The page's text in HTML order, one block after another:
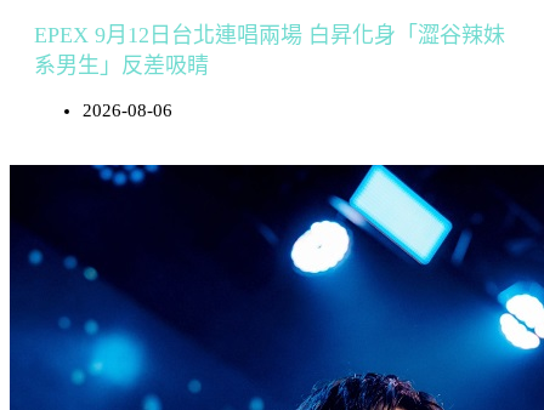
EPEX 9月12日台北連唱兩場 白昇化身「澀谷辣妹
系男生」反差吸睛
2026-08-06